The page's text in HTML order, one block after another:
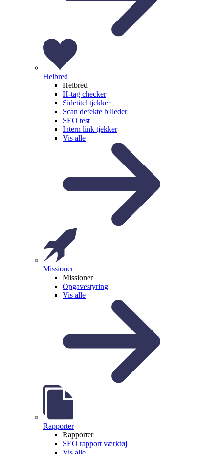
Helbred
Helbred
H-tag checker
Sidetitel tjekker
Scan defekte billeder
SEO test
Intern link tjekker
Vis alle
Missioner
Missioner
Opgavestyring
Vis alle
Rapporter
Rapporter
SEO rapport værktøj
Vis alle